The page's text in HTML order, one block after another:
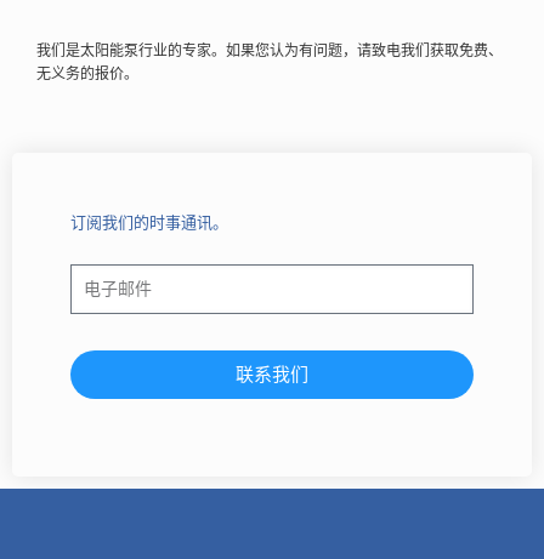
我们是太阳能泵行业的专家。如果您认为有问题，请致电我们获取免费、
无义务的报价。
订阅我们的时事通讯。
联系我们